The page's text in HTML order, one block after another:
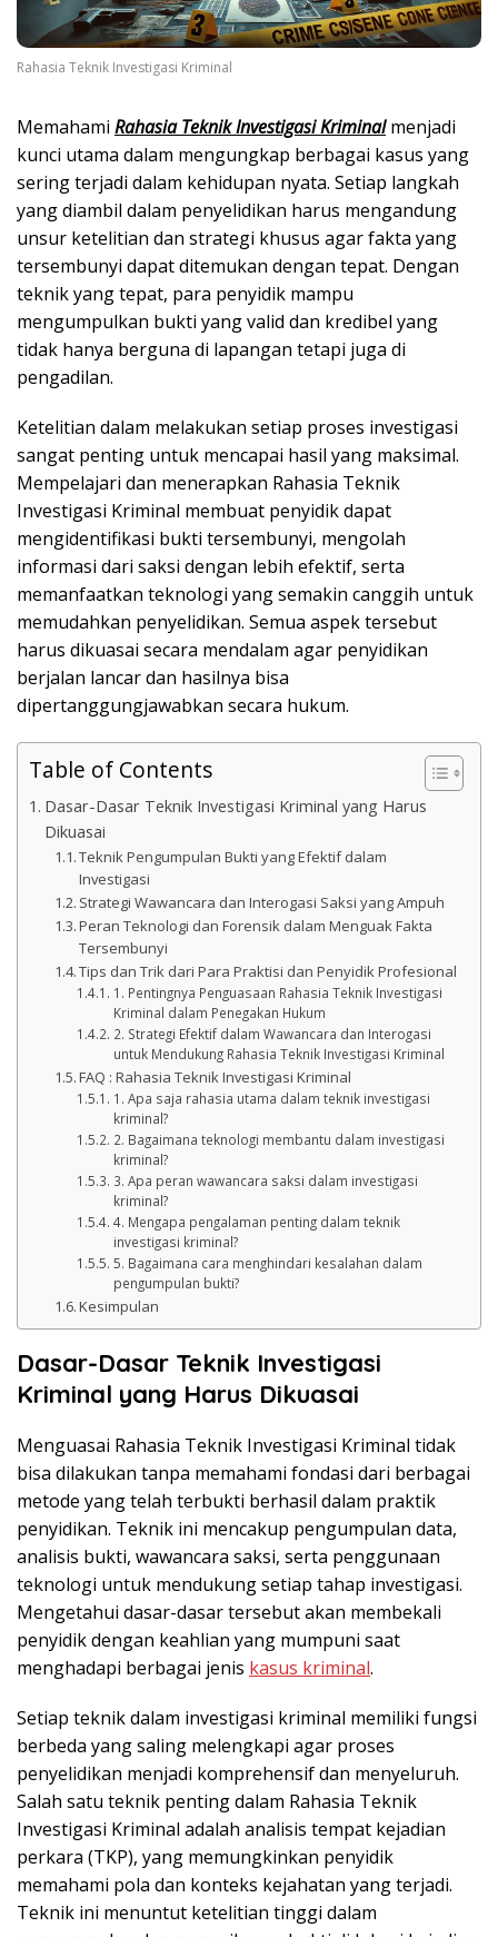
Rahasia Teknik Investigasi Kriminal
Memahami Rahasia Teknik Investigasi Kriminalmenjadi
kunci utama dalam mengungkap berbagai kasus yang
sering terjadi dalam kehidupan nyata. Setiap langkah
yang diambil dalam penyelidikan harus mengandung
unsur ketelitian dan strategi khusus agar fakta yang
tersembunyi dapat ditemukan dengan tepat. Dengan
teknik yang tepat, para penyidik mampu
mengumpulkan bukti yang valid dan kredibel yang
tidak hanya berguna di lapangan tetapi juga di
pengadilan.
Ketelitian dalam melakukan setiap proses investigasi
sangat penting untuk mencapai hasil yang maksimal.
Mempelajari dan menerapkan Rahasia Teknik
Investigasi Kriminal membuat penyidik dapat
mengidentifikasi bukti tersembunyi, mengolah
informasi dari saksi dengan lebih efektif, serta
memanfaatkan teknologi yang semakin canggih untuk
memudahkan penyelidikan. Semua aspek tersebut
harus dikuasai secara mendalam agar penyidikan
berjalan lancar dan hasilnya bisa
dipertanggungjawabkan secara hukum.
Table of Contents
Dasar-Dasar Teknik Investigasi Kriminal yang Harus
Dikuasai
Teknik Pengumpulan Bukti yang Efektif dalam
Investigasi
Strategi Wawancara dan Interogasi Saksi yang Ampuh
Peran Teknologi dan Forensik dalam Menguak Fakta
Tersembunyi
Tips dan Trik dari Para Praktisi dan Penyidik Profesional
1. Pentingnya Penguasaan Rahasia Teknik Investigasi
Kriminal dalam Penegakan Hukum
2. Strategi Efektif dalam Wawancara dan Interogasi
untuk Mendukung Rahasia Teknik Investigasi Kriminal
FAQ : Rahasia Teknik Investigasi Kriminal
1. Apa saja rahasia utama dalam teknik investigasi
kriminal?
2. Bagaimana teknologi membantu dalam investigasi
kriminal?
3. Apa peran wawancara saksi dalam investigasi
kriminal?
4. Mengapa pengalaman penting dalam teknik
investigasi kriminal?
5. Bagaimana cara menghindari kesalahan dalam
pengumpulan bukti?
Kesimpulan
Dasar-Dasar Teknik Investigasi
Kriminal yang Harus Dikuasai
Menguasai Rahasia Teknik Investigasi Kriminal tidak
bisa dilakukan tanpa memahami fondasi dari berbagai
metode yang telah terbukti berhasil dalam praktik
penyidikan. Teknik ini mencakup pengumpulan data,
analisis bukti, wawancara saksi, serta penggunaan
teknologi untuk mendukung setiap tahap investigasi.
Mengetahui dasar-dasar tersebut akan membekali
penyidik dengan keahlian yang mumpuni saat
menghadapi berbagai jenis kasus kriminal.
Setiap teknik dalam investigasi kriminal memiliki fungsi
berbeda yang saling melengkapi agar proses
penyelidikan menjadi komprehensif dan menyeluruh.
Salah satu teknik penting dalam Rahasia Teknik
Investigasi Kriminal adalah analisis tempat kejadian
perkara (TKP), yang memungkinkan penyidik
memahami pola dan konteks kejahatan yang terjadi.
Teknik ini menuntut ketelitian tinggi dalam